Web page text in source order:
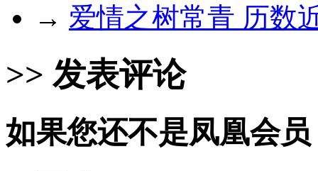
→ 爱情之树常青 历数
>> 发表评论
如果您还不是凤凰会